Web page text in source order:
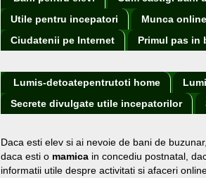
Utile pentru incepatori
Munca online
Ciudatenii pe Internet
Primul pas in
Lumis-detoatepentrutoti home
Secrete divulgate utile incepatorilor
Daca esti elev si ai nevoie de bani de buzunar
daca esti o mamica in concediu postnatal,
informatii utile despre activitati si afaceri